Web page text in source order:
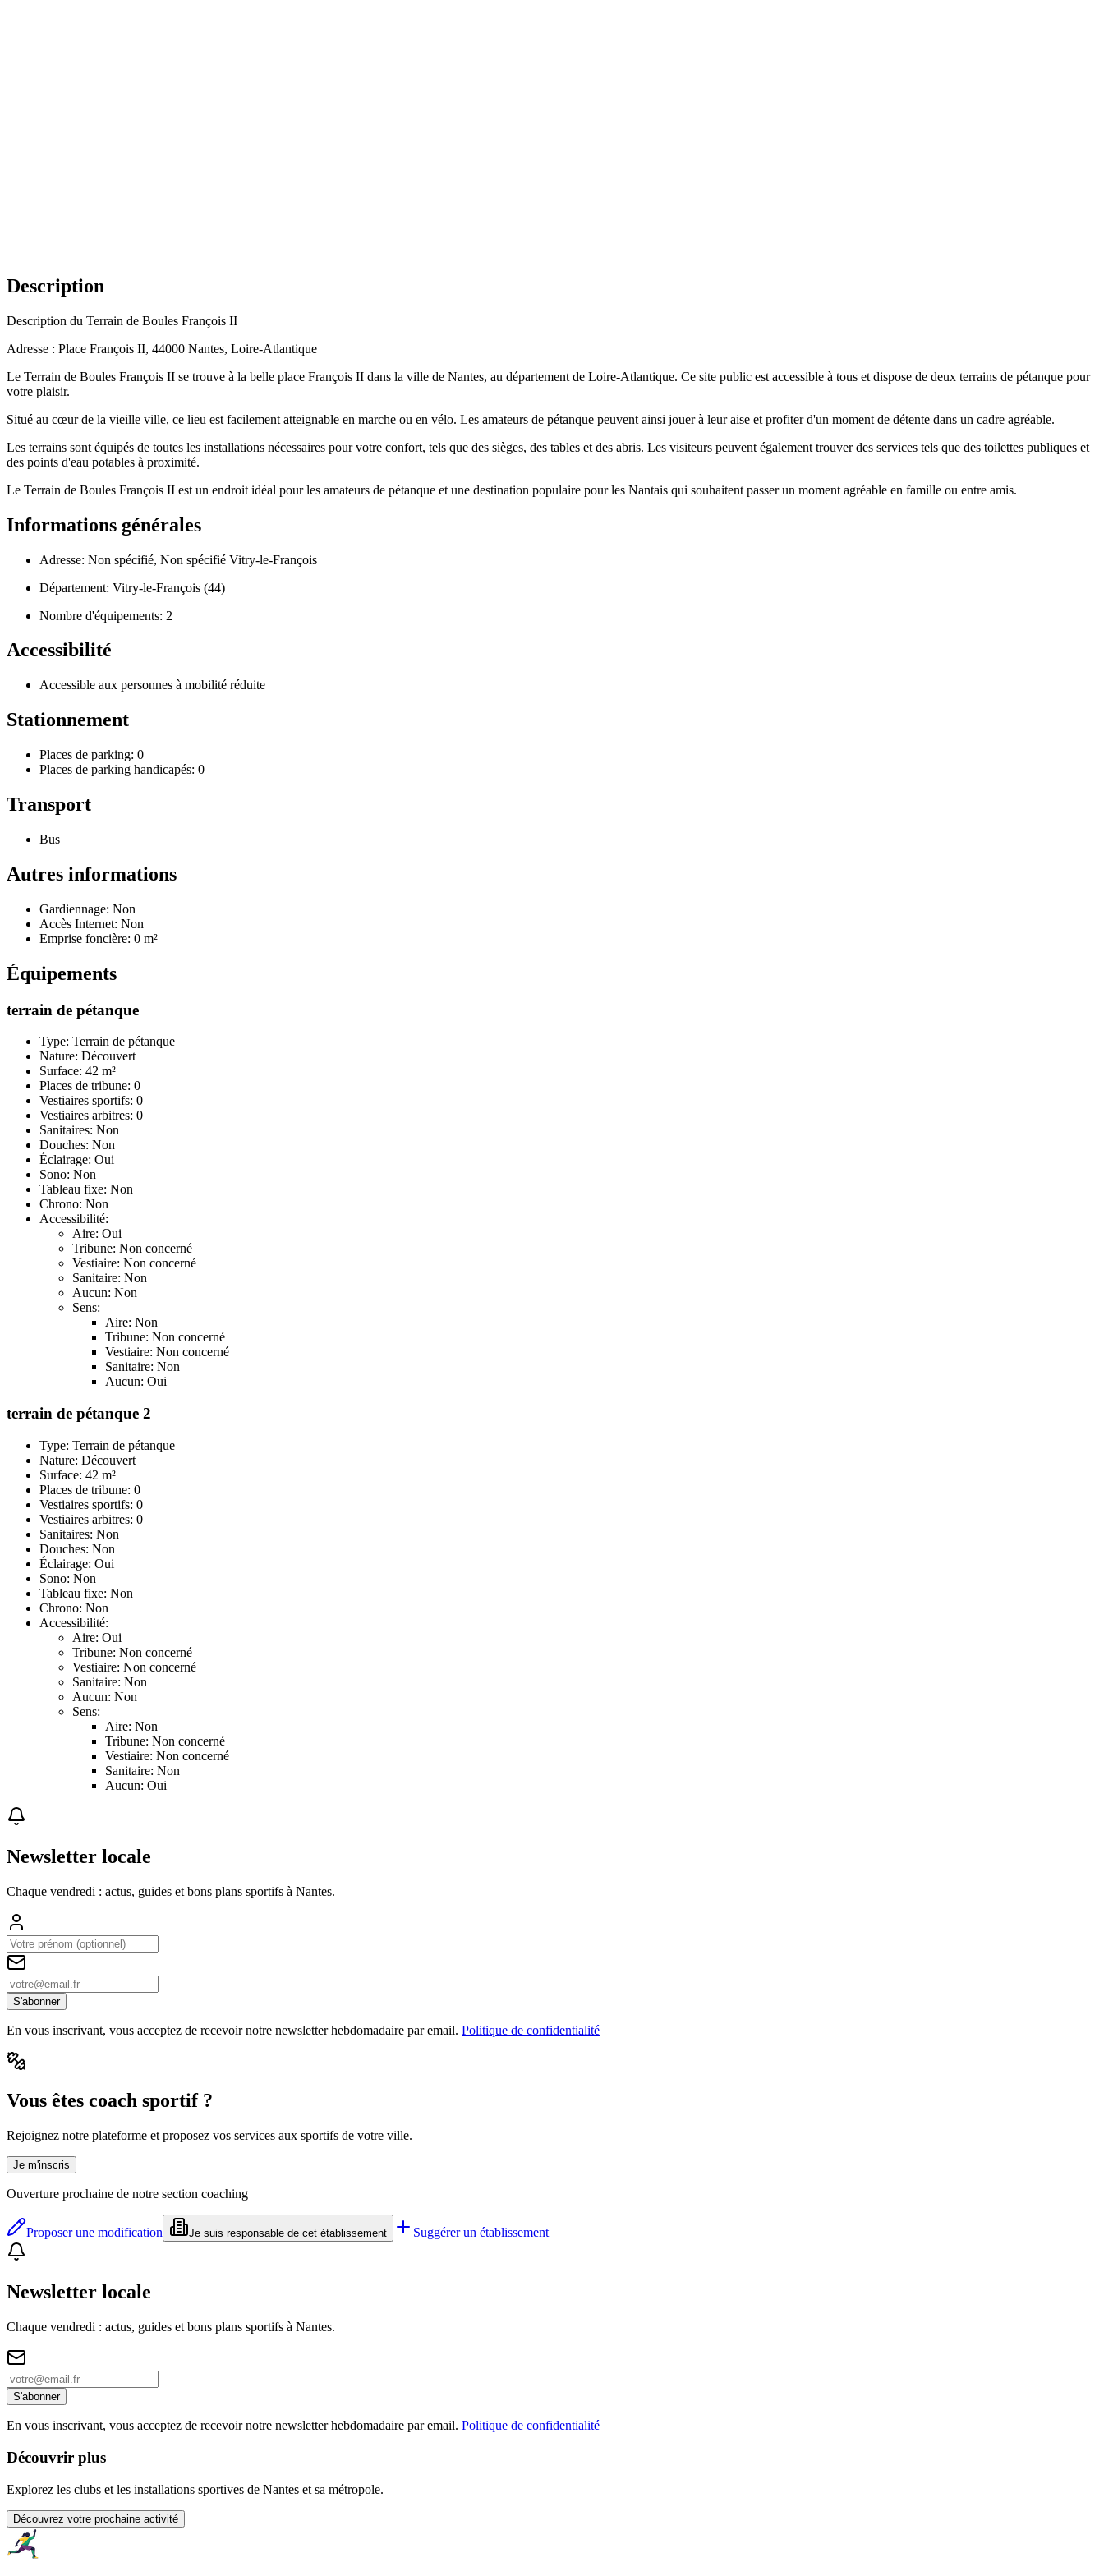
Description
Description du Terrain de Boules François II
Adresse : Place François II, 44000 Nantes, Loire-Atlantique
Le Terrain de Boules François II se trouve à la belle place François II dans la ville de Nantes, au département de Loire-Atlantique. Ce site public est accessible à tous et dispose de deux terrains de pétanque pour
votre plaisir.
Situé au cœur de la vieille ville, ce lieu est facilement atteignable en marche ou en vélo. Les amateurs de pétanque peuvent ainsi jouer à leur aise et profiter d'un moment de détente dans un cadre agréable.
Les terrains sont équipés de toutes les installations nécessaires pour votre confort, tels que des sièges, des tables et des abris. Les visiteurs peuvent également trouver des services tels que des toilettes publiques et
des points d'eau potables à proximité.
Le Terrain de Boules François II est un endroit idéal pour les amateurs de pétanque et une destination populaire pour les Nantais qui souhaitent passer un moment agréable en famille ou entre amis.
Informations générales
Adresse: Non spécifié, Non spécifié Vitry-le-François
Département: Vitry-le-François (44)
Nombre d'équipements: 2
Accessibilité
Accessible aux personnes à mobilité réduite
Stationnement
Places de parking: 0
Places de parking handicapés: 0
Transport
Bus
Autres informations
Gardiennage: Non
Accès Internet: Non
Emprise foncière: 0 m²
Équipements
terrain de pétanque
Type: Terrain de pétanque
Nature: Découvert
Surface: 42 m²
Places de tribune: 0
Vestiaires sportifs: 0
Vestiaires arbitres: 0
Sanitaires: Non
Douches: Non
Éclairage: Oui
Sono: Non
Tableau fixe: Non
Chrono: Non
Accessibilité:
Aire: Oui
Tribune: Non concerné
Vestiaire: Non concerné
Sanitaire: Non
Aucun: Non
Sens:
Aire: Non
Tribune: Non concerné
Vestiaire: Non concerné
Sanitaire: Non
Aucun: Oui
terrain de pétanque 2
Type: Terrain de pétanque
Nature: Découvert
Surface: 42 m²
Places de tribune: 0
Vestiaires sportifs: 0
Vestiaires arbitres: 0
Sanitaires: Non
Douches: Non
Éclairage: Oui
Sono: Non
Tableau fixe: Non
Chrono: Non
Accessibilité:
Aire: Oui
Tribune: Non concerné
Vestiaire: Non concerné
Sanitaire: Non
Aucun: Non
Sens:
Aire: Non
Tribune: Non concerné
Vestiaire: Non concerné
Sanitaire: Non
Aucun: Oui
Newsletter locale
Chaque vendredi : actus, guides et bons plans sportifs à Nantes.
S'abonner
En vous inscrivant, vous acceptez de recevoir notre newsletter hebdomadaire par email. Politique de confidentialité
Vous êtes coach sportif ?
Rejoignez notre plateforme et proposez vos services aux sportifs de votre ville.
Je m'inscris
Ouverture prochaine de notre section coaching
Proposer une modification Je suis responsable de cet établissement Suggérer un établissement
Newsletter locale
Chaque vendredi : actus, guides et bons plans sportifs à Nantes.
S'abonner
En vous inscrivant, vous acceptez de recevoir notre newsletter hebdomadaire par email. Politique de confidentialité
Découvrir plus
Explorez les clubs et les installations sportives de Nantes et sa métropole.
Découvrez votre prochaine activité